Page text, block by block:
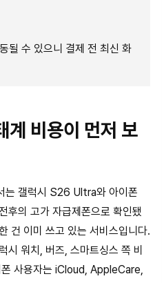
될 수 있으니 결제 전 최신 화
계 비용이 먼저 보
는 갤럭시 S26 Ultra와 아이폰
후의 고가 자급제폰으로 확인됐
건 이미 쓰고 있는 서비스입니다.
시 워치, 버즈, 스마트싱스 쪽 비
사용자는 iCloud, AppleCare,